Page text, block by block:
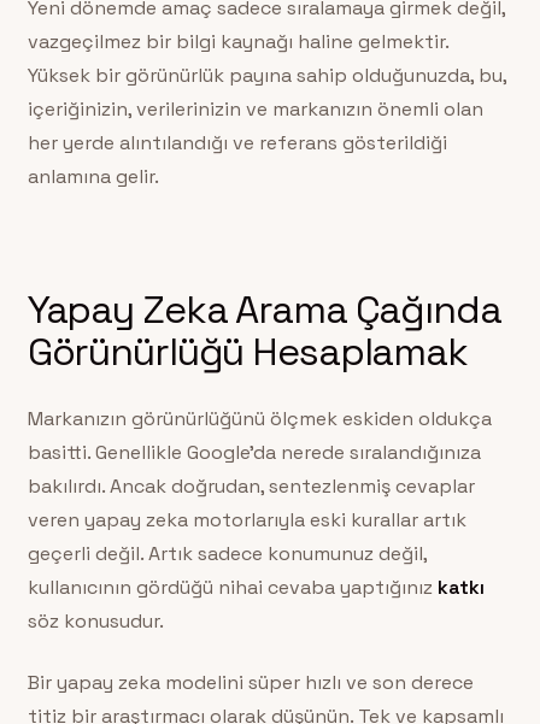
Yeni dönemde amaç sadece sıralamaya girmek değil,
vazgeçilmez bir bilgi kaynağı haline gelmektir.
Yüksek bir görünürlük payına sahip olduğunuzda, bu,
içeriğinizin, verilerinizin ve markanızın önemli olan
her yerde alıntılandığı ve referans gösterildiği
anlamına gelir.
Yapay Zeka Arama Çağında
Görünürlüğü Hesaplamak
Markanızın görünürlüğünü ölçmek eskiden oldukça
basitti. Genellikle Google’da nerede sıralandığınıza
bakılırdı. Ancak doğrudan, sentezlenmiş cevaplar
veren yapay zeka motorlarıyla eski kurallar artık
geçerli değil. Artık sadece konumunuz değil,
kullanıcının gördüğü nihai cevaba yaptığınız katkı
söz konusudur.
Bir yapay zeka modelini süper hızlı ve son derece
titiz bir araştırmacı olarak düşünün. Tek ve kapsamlı